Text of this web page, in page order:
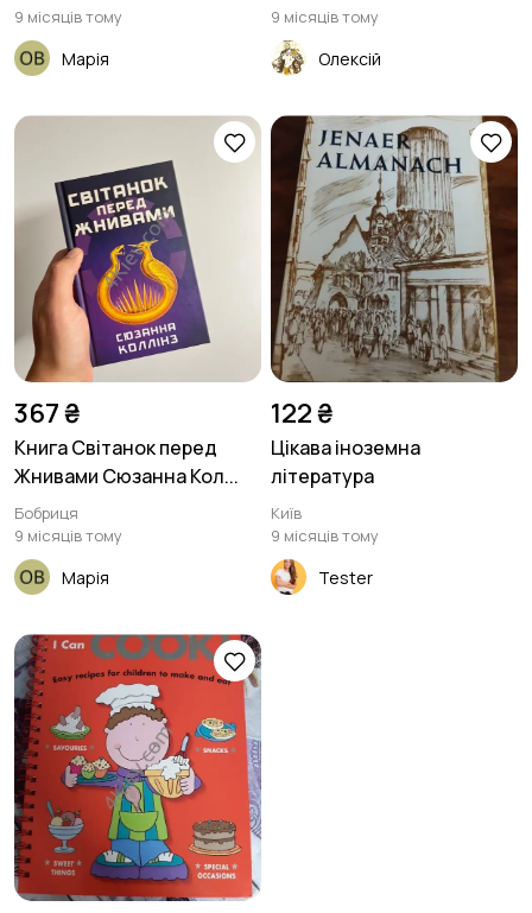
9 місяців тому
Марія
9 місяців тому
Олексій
367 ₴
Книга Світанок перед
Жнивами Сюзанна Кол...
Бобриця
9 місяців тому
Марія
122 ₴
Цікава іноземна
література
Київ
9 місяців тому
Tester